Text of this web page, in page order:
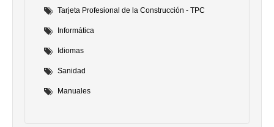
Tarjeta Profesional de la Construcción - TPC
Informática
Idiomas
Sanidad
Manuales